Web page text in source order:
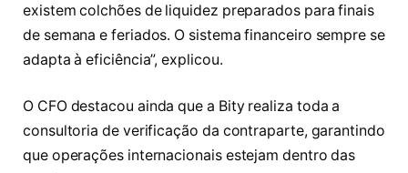
existem colchões de liquidez preparados para finais
de semana e feriados. O sistema financeiro sempre se
adapta à eficiência”, explicou.
O CFO destacou ainda que a Bity realiza toda a
consultoria de verificação da contraparte, garantindo
que operações internacionais estejam dentro das